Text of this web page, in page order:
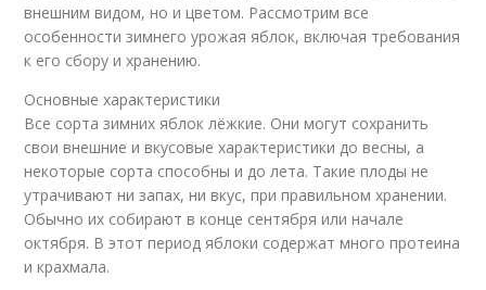
внешним видом, но и цветом. Рассмотрим все
особенности зимнего урожая яблок, включая требования
к его сбору и хранению.
Основные характеристики
Все сорта зимних яблок лёжкие. Они могут сохранить
свои внешние и вкусовые характеристики до весны, а
некоторые сорта способны и до лета. Такие плоды не
утрачивают ни запах, ни вкус, при правильном хранении.
Обычно их собирают в конце сентября или начале
октября. В этот период яблоки содержат много протеина
и крахмала.